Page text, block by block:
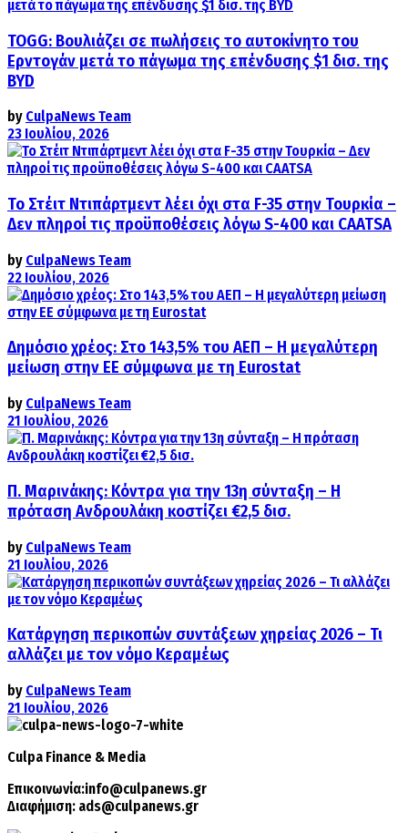
TOGG: Βουλιάζει σε πωλήσεις το αυτοκίνητο του
Ερντογάν μετά το πάγωμα της επένδυσης $1 δισ. της
BYD
by CulpaNews Team
23 Ιουλίου, 2026
Το Στέιτ Ντιπάρτμεντ λέει όχι στα F-35 στην Τουρκία –
Δεν πληροί τις προϋποθέσεις λόγω S-400 και CAATSA
by CulpaNews Team
22 Ιουλίου, 2026
Δημόσιο χρέος: Στο 143,5% του ΑΕΠ – Η μεγαλύτερη
μείωση στην ΕΕ σύμφωνα με τη Eurostat
by CulpaNews Team
21 Ιουλίου, 2026
Π. Μαρινάκης: Κόντρα για την 13η σύνταξη – Η
πρόταση Ανδρουλάκη κοστίζει €2,5 δισ.
by CulpaNews Team
21 Ιουλίου, 2026
Κατάργηση περικοπών συντάξεων χηρείας 2026 – Τι
αλλάζει με τον νόμο Κεραμέως
by CulpaNews Team
21 Ιουλίου, 2026
Culpa Finance & Media
Επικοινωνία:info@culpanews.gr
Διαφήμιση: ads@culpanews.gr